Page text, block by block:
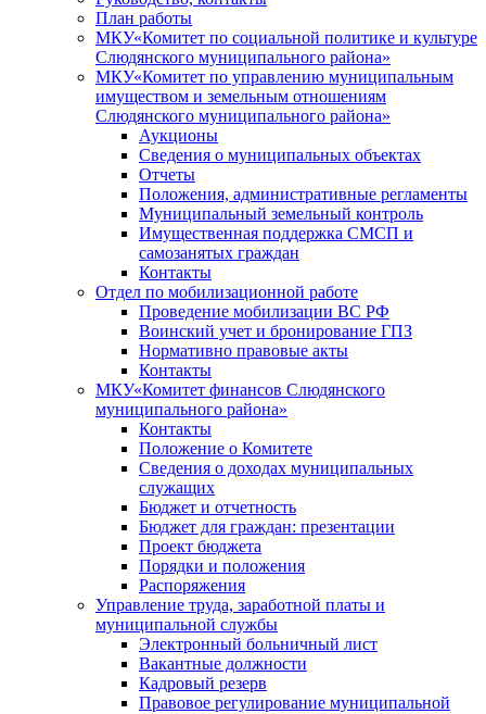
План работы
МКУ«Комитет по социальной политике и культуре
Слюдянского муниципального района»
МКУ«Комитет по управлению муниципальным
имуществом и земельным отношениям
Слюдянского муниципального района»
Аукционы
Сведения о муниципальных объектах
Отчеты
Положения, административные регламенты
Муниципальный земельный контроль
Имущественная поддержка СМСП и
самозанятых граждан
Контакты
Отдел по мобилизационной работе
Проведение мобилизации ВС РФ
Воинский учет и бронирование ГПЗ
Нормативно правовые акты
Контакты
МКУ«Комитет финансов Слюдянского
муниципального района»
Контакты
Положение о Комитете
Сведения о доходах муниципальных
служащих
Бюджет и отчетность
Бюджет для граждан: презентации
Проект бюджета
Порядки и положения
Распоряжения
Управление труда, заработной платы и
муниципальной службы
Электронный больничный лист
Вакантные должности
Кадровый резерв
Правовое регулирование муниципальной